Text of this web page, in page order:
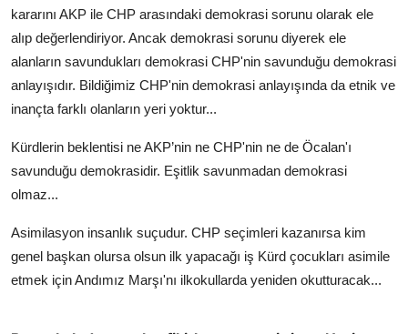
kararını AKP ile CHP arasındaki demokrasi sorunu olarak ele
alıp değerlendiriyor. Ancak demokrasi sorunu diyerek ele
alanların savundukları demokrasi CHP'nin savunduğu demokrasi
anlayışıdır. Bildiğimiz CHP'nin demokrasi anlayışında da etnik ve
inançta farklı olanların yeri yoktur...
Kürdlerin beklentisi ne AKP’nin ne CHP'nin ne de Öcalan'ı
savunduğu demokrasidir. Eşitlik savunmadan demokrasi
olmaz...
Asimilasyon insanlık suçudur. CHP seçimleri kazanırsa kim
genel başkan olursa olsun ilk yapacağı iş Kürd çocukları asimile
etmek için Andımız Marşı'nı ilkokullarda yeniden okutturacak...